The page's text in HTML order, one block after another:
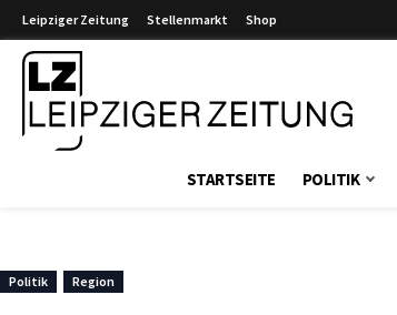
Leipziger Zeitung Stellenmarkt Shop
STARTSEITE POLITIK
Politik Region